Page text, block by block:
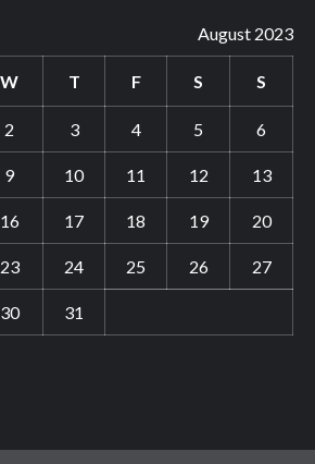
August 2023
W T F S S
2 3 4 5 6
9 10 11 12 13
16 17 18 19 20
23 24 25 26 27
30 31